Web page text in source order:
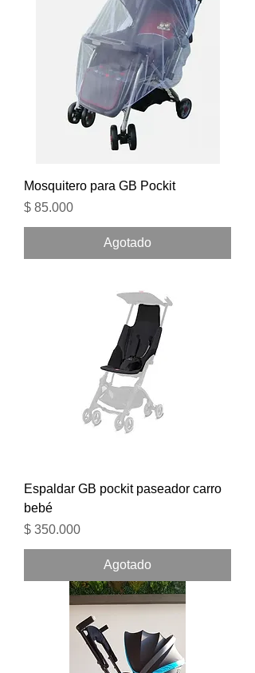
Mosquitero para GB Pockit
Precio
$ 85.000
Agotado
Espaldar GB pockit paseador carro
bebé
Precio
$ 350.000
Agotado